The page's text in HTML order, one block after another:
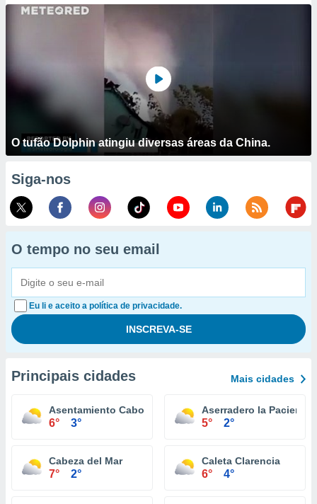
O tufão Dolphin atingiu diversas áreas da China.
Siga-nos
O tempo no seu email
Eu li e aceito a política de privacidade.
Principais cidades Mais cidades
Asentamiento Cabo Negro
6° 3°
Aserradero la Paciencia
5° 2°
Cabeza del Mar
7° 2°
Caleta Clarencia
6° 4°